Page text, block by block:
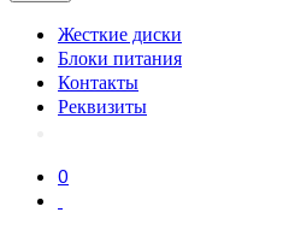
Жесткие диски
Блоки питания
Контакты
Реквизиты
0